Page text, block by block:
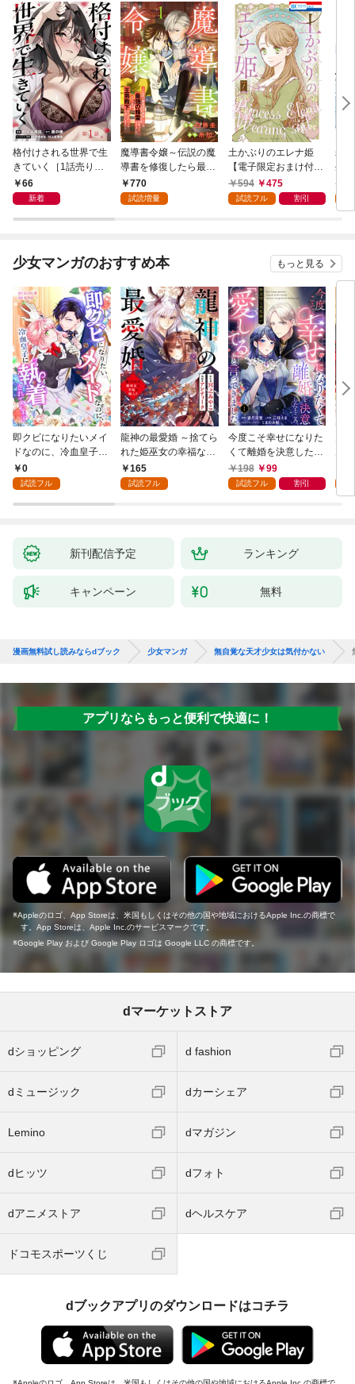
格付けされる世界で生
きていく［1話売り］
第1話
66
新着
魔導書令嬢～伝説の魔
導書を修復したら最強
の精霊が味方になりま
した（クールな王弟殿
770
試読増量
土かぶりのエレナ姫
【電子限定おまけ付
き】 1巻
594 475
試読フル 割引
寿
生
少女マンガのおすすめ本 もっと見る
即クビになりたいメイ
ドなのに、冷血皇子に
執着されています第1
話
0
試読フル
龍神の最愛婚 ～捨てら
れた姫巫女の幸福な嫁
入り～: 1
165
試読フル
今度こそ幸せになりた
くて離婚を決意したと
ころ、無表情な旦那様
が「愛してる」と言っ
198 99
試読フル 割引
新刊配信予定 ランキング
キャンペーン 無料
漫画無料試し読みならdブック 少女マンガ 無自覚な天才少女は気付かない
アプリならもっと便利で快適に！
Appleのロゴ、App Storeは、米国もしくはその他の国や地域におけるApple Inc.の商標で
す。App Storeは、Apple Inc.のサービスマークです。
Google Play および Google Play ロゴは Google LLC の商標です。
dマーケットストア
dショッピング d fashion
dミュージック dカーシェア
Lemino dマガジン
dヒッツ dフォト
dアニメストア dヘルスケア
ドコモスポーツくじ
dブックアプリのダウンロードはコチラ